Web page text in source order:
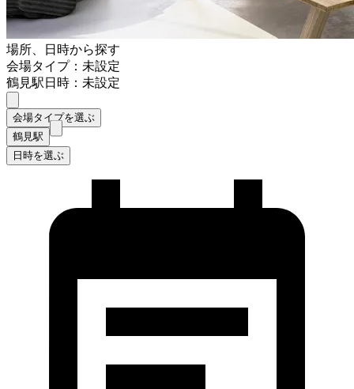
場所、日時から探す
会場タイプ：未設定
鶴見駅日時：未設定
会場タイプを選ぶ
鶴見駅
日時を選ぶ